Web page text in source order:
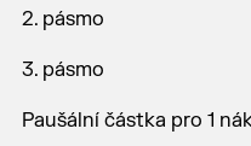
2. pásmo
3. pásmo
Paušální částka pro 1